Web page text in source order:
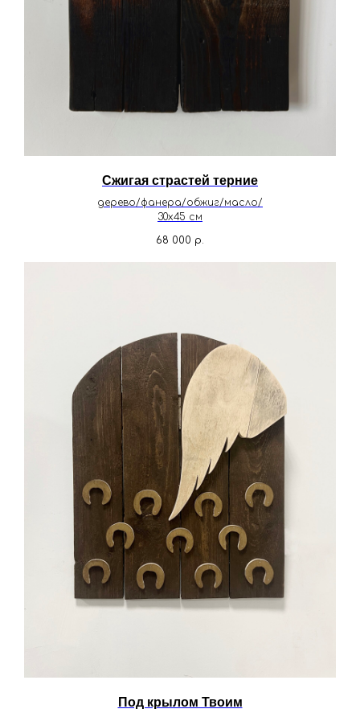
Сжигая страстей терние
дерево/фанера/обжиг/масло/
30х45 см
68 000 р.
Под крылом Твоим